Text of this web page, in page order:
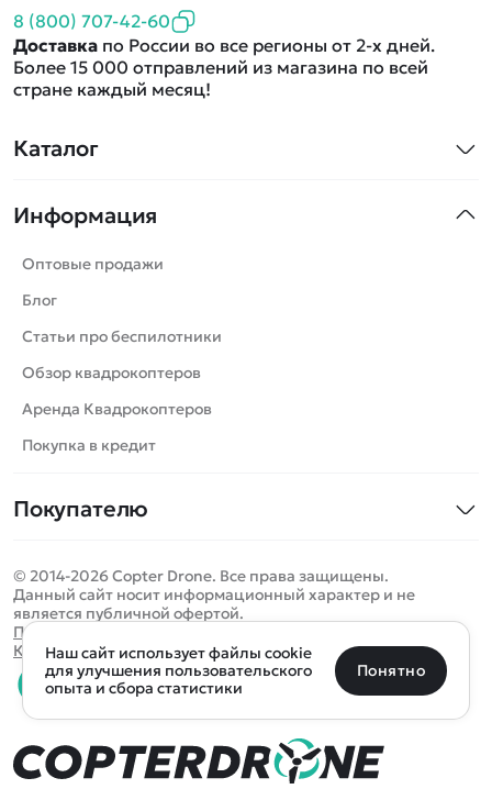
Каталог
Машинки
Танки
Вертолеты
Катера
Роботы
Самолеты
Сборные модели
Спецтехника
Игрушки
Запчасти для моделей
Бренды
Информация
Оптовые продажи
Блог
Статьи про беспилотники
Обзор квадрокоптеров
Аренда Квадрокоптеров
Покупка в кредит
Покупателю
Оплата и доставка
Помощь
Отследить заказ
Оплата на сайте
8 (800) 707-42-60
Доставка по России во все регионы от 2-х дней.
Более 15 000 отправлений из магазина по всей
стране каждый месяц!
© 2014-2026 Copter Drone. Все права защищены.
Данный сайт носит информационный характер и не
является публичной офертой.
Политика конфиденциальности
Карта сайта
0 товаров Очистить
0 ₽ В корзину
Определить местоположение
Санкт-Петербург Москва Майкоп Уфа
Все подборки
Ещё более 300 населённых пунктов
Наш сайт использует файлы cookie
для улучшения пользовательского
опыта и сбора статистики
Понятно